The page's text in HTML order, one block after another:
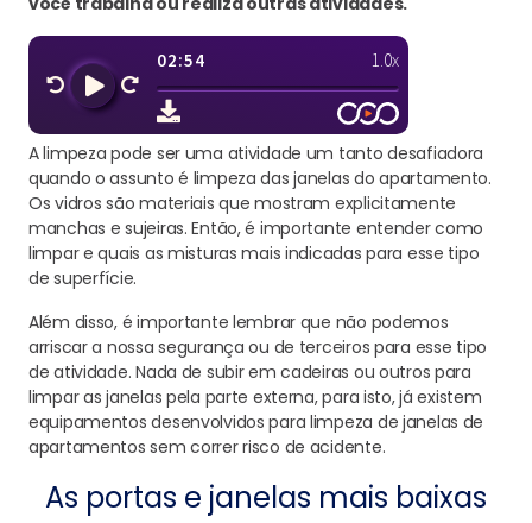
A limpeza pode ser uma atividade um tanto desafiadora
quando o assunto é limpeza das janelas do apartamento.
Os vidros são materiais que mostram explicitamente
manchas e sujeiras. Então, é importante entender como
limpar e quais as misturas mais indicadas para esse tipo
de superfície.
Além disso, é importante lembrar que não podemos
arriscar a nossa segurança ou de terceiros para esse tipo
de atividade. Nada de subir em cadeiras ou outros para
limpar as janelas pela parte externa, para isto, já existem
equipamentos desenvolvidos para limpeza de janelas de
apartamentos sem correr risco de acidente.
As portas e janelas mais baixas